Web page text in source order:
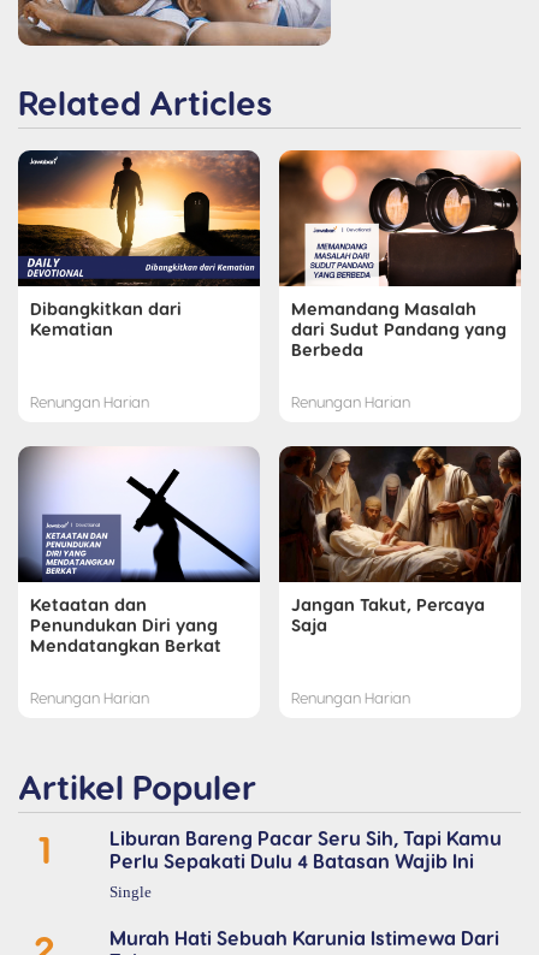
Related Articles
Dibangkitkan dari
Kematian
Renungan Harian
Memandang Masalah
dari Sudut Pandang yang
Berbeda
Renungan Harian
Ketaatan dan
Penundukan Diri yang
Mendatangkan Berkat
Renungan Harian
Jangan Takut, Percaya
Saja
Renungan Harian
Artikel Populer
1
Liburan Bareng Pacar Seru Sih, Tapi Kamu
Perlu Sepakati Dulu 4 Batasan Wajib Ini
Single
Murah Hati Sebuah Karunia Istimewa Dari